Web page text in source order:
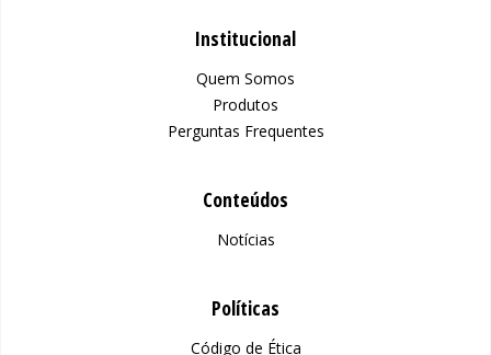
Institucional
Quem Somos
Produtos
Perguntas Frequentes
Conteúdos
Notícias
Políticas
Código de Ética